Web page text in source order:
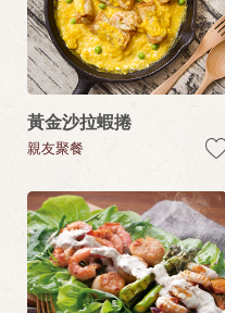
黃金沙拉蝦捲
親友聚餐